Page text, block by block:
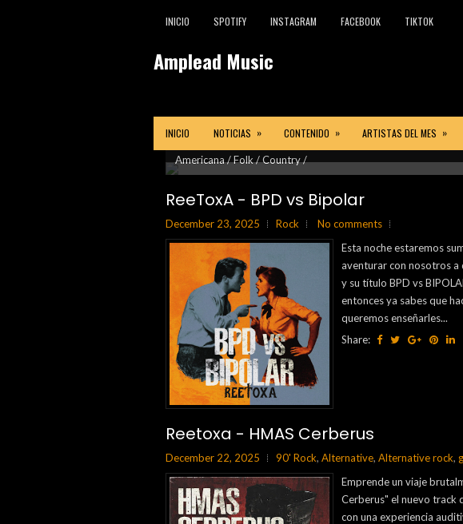
INICIO SPOTIFY INSTAGRAM FACEBOOK TIKTOK
Amplead Music
INICIO NOTICIAS » CONTENIDO » ARTISTAS DEL MES »
Conoce lo mejor de la música rock emergente de
¿Te gusta la música acústica o americana?, sí tú
Americana / Folk / Country /
LLénate de sabor con los mejores ritmos latinos
Recarga energía y vive la fiesta al máximo con
Nuevos sonidos imperdibles!
ReeToxA - BPD vs Bipolar
December 23, 2025 Rock
No comments
Esta noche estaremos
aventurar con nosotros a
y su título BPD vs
entonces ya sabes que
queremos enseñarles...
Share:
Reetoxa - HMAS Cerberus
December 22, 2025 90' Rock, Alternative, Alternative rock,
Emprende un viaje
Cerberus" el nuevo track
con una experiencia